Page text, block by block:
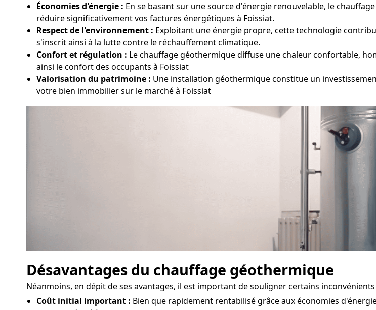
Économies d'énergie : En se basant sur une source d'énergie renouvelable, le
réduire significativement vos factures énergétiques à Foissiat.
Respect de l'environnement : Exploitant une énergie propre, cette technologie
s'inscrit ainsi à la lutte contre le réchauffement climatique.
Confort et régulation : Le chauffage géothermique diffuse une chaleur confortable,
ainsi le confort des occupants à Foissiat
Valorisation du patrimoine : Une installation géothermique constitue un
votre bien immobilier sur le marché à Foissiat
Désavantages du chauffage géothermique
Néanmoins, en dépit de ses avantages, il est important de souligner certains
Coût initial important : Bien que rapidement rentabilisé grâce aux économies